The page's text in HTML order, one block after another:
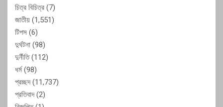
চিত্র বিচিত্র (7)
জাতীয় (1,551)
টিপস (6)
দুর্ঘটনা (98)
দুর্নীতি(112)
ধর্ম(98)
প্রচ্ছদ(11,737)
প্রতিবাদ(2)